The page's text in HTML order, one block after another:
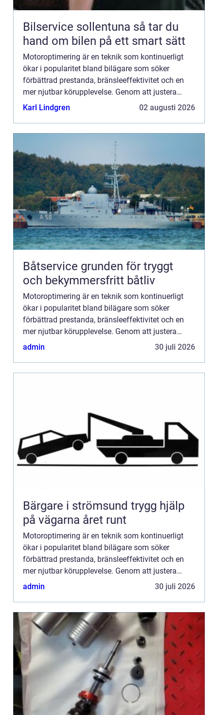
Bilservice sollentuna så tar du
hand om bilen på ett smart sätt
Motoroptimering är en teknik som kontinuerligt
ökar i popularitet bland bilägare som söker
förbättrad prestanda, bränsleeffektivitet och en
mer njutbar körupplevelse. Genom att justera
bilens motorprogramvara k...
Karl Lindgren 02 augusti 2026
Båtservice grunden för tryggt
och bekymmersfritt båtliv
Motoroptimering är en teknik som kontinuerligt
ökar i popularitet bland bilägare som söker
förbättrad prestanda, bränsleeffektivitet och en
mer njutbar körupplevelse. Genom att justera
bilens motorprogramvara k...
admin 30 juli 2026
Bärgare i strömsund trygg hjälp
på vägarna året runt
Motoroptimering är en teknik som kontinuerligt
ökar i popularitet bland bilägare som söker
förbättrad prestanda, bränsleeffektivitet och en
mer njutbar körupplevelse. Genom att justera
bilens motorprogramvara k...
admin 30 juli 2026